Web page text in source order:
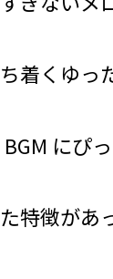
着くゆっ
にぴ
特徴があ